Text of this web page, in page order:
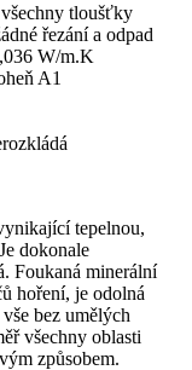
všechny tloušťky
řezání a odpad
W/m.K
A1
tepelnou,
dokonale
Foukaná minerální
hoření, je odolná
bez umělých
všechny oblasti
způsobem.